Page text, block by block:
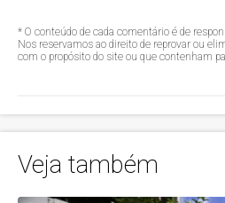
* O conteúdo de cada comentário é de
Nos reservamos ao direito de reprovar ou
com o propósito do site ou que contenham
Veja também